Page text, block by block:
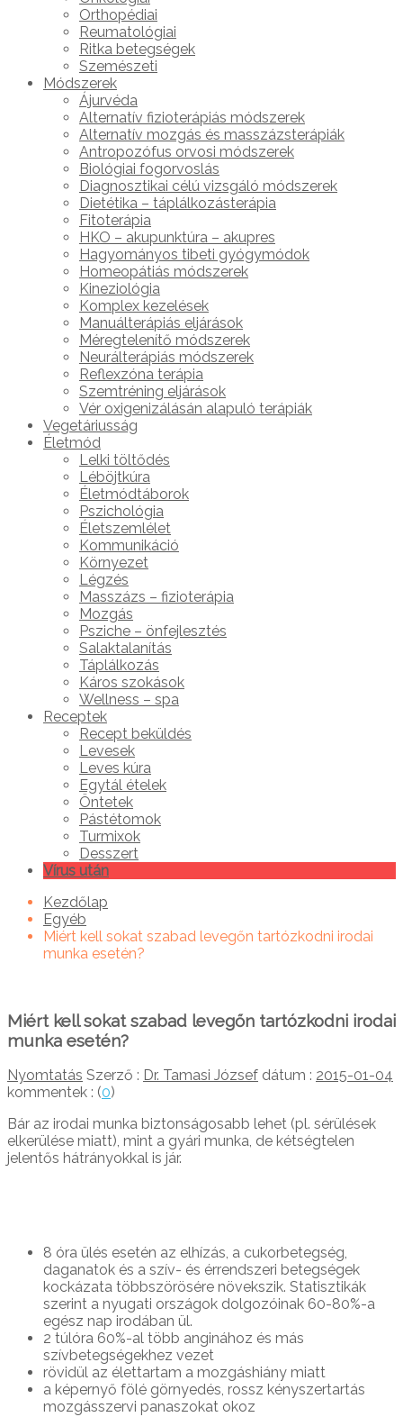
Orthopédiai
Reumatológiai
Ritka betegségek
Szemészeti
Módszerek
Ájurvéda
Alternatív fizioterápiás módszerek
Alternatív mozgás és masszázsterápiák
Antropozófus orvosi módszerek
Biológiai fogorvoslás
Diagnosztikai célú vizsgáló módszerek
Dietétika – táplálkozásterápia
Fitoterápia
HKO – akupunktúra – akupres
Hagyományos tibeti gyógymódok
Homeopátiás módszerek
Kineziológia
Komplex kezelések
Manuálterápiás eljárások
Méregtelenítő módszerek
Neurálterápiás módszerek
Reflexzóna terápia
Szemtréning eljárások
Vér oxigenizálásán alapuló terápiák
Vegetáriusság
Életmód
Lelki töltődés
Léböjtkúra
Életmódtáborok
Pszichológia
Életszemlélet
Kommunikáció
Környezet
Légzés
Masszázs – fizioterápia
Mozgás
Psziche – önfejlesztés
Salaktalanítás
Táplálkozás
Káros szokások
Wellness – spa
Receptek
Recept beküldés
Levesek
Leves kúra
Egytál ételek
Öntetek
Pástétomok
Turmixok
Desszert
Vírus után
Kezdőlap
Egyéb
Miért kell sokat szabad levegőn tartózkodni irodai
munka esetén?
Miért kell sokat szabad levegőn tartózkodni irodai
munka esetén?
Nyomtatás Szerző : Dr. Tamasi József dátum : 2015-01-04
kommentek : (0)
Bár az irodai munka biztonságosabb lehet (pl. sérülések
elkerülése miatt), mint a gyári munka, de kétségtelen
jelentős hátrányokkal is jár.
8 óra ülés esetén az elhízás, a cukorbetegség,
daganatok és a szív- és érrendszeri betegségek
kockázata többszörösére növekszik. Statisztikák
szerint a nyugati országok dolgozóinak 60-80%-a
egész nap irodában ül.
2 túlóra 60%-al több anginához és más
szívbetegségekhez vezet
rövidül az élettartam a mozgáshiány miatt
a képernyő fölé görnyedés, rossz kényszertartás
mozgásszervi panaszokat okoz